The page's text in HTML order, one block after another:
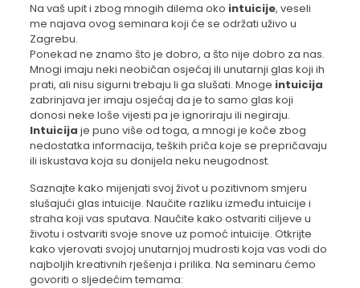
Na vaš upit i zbog mnogih dilema oko intuicije, veseli
me najava ovog seminara koji će se održati uživo u
Zagrebu.
Ponekad ne znamo što je dobro, a što nije dobro za nas.
Mnogi imaju neki neobičan osjećaj ili unutarnji glas koji ih
prati, ali nisu sigurni trebaju li ga slušati. Mnoge intuicija
zabrinjava jer imaju osjećaj da je to samo glas koji
donosi neke loše vijesti pa je ignoriraju ili negiraju.
Intuicija je puno više od toga, a mnogi je koče zbog
nedostatka informacija, teških priča koje se prepričavaju
ili iskustava koja su donijela neku neugodnost.
Saznajte kako mijenjati svoj život u pozitivnom smjeru
slušajući glas intuicije. Naučite razliku između intuicije i
straha koji vas sputava. Naučite kako ostvariti ciljeve u
životu i ostvariti svoje snove uz pomoć intuicije. Otkrijte
kako vjerovati svojoj unutarnjoj mudrosti koja vas vodi do
najboljih kreativnih rješenja i prilika. Na seminaru ćemo
govoriti o sljedećim temama: